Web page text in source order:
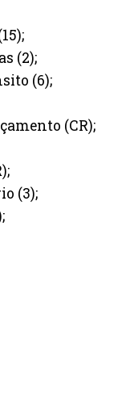
(2);
(6);
(CR);
(3);